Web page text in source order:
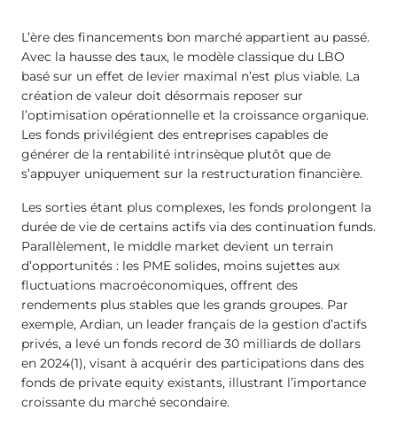
L’ère des financements bon marché appartient au passé.
Avec la hausse des taux, le modèle classique du LBO
basé sur un effet de levier maximal n’est plus viable. La
création de valeur doit désormais reposer sur
l’optimisation opérationnelle et la croissance organique.
Les fonds privilégient des entreprises capables de
générer de la rentabilité intrinsèque plutôt que de
s’appuyer uniquement sur la restructuration financière.
Les sorties étant plus complexes, les fonds prolongent la
durée de vie de certains actifs via des continuation funds.
Parallèlement, le middle market devient un terrain
d’opportunités : les PME solides, moins sujettes aux
fluctuations macroéconomiques, offrent des
rendements plus stables que les grands groupes. Par
exemple, Ardian, un leader français de la gestion d’actifs
privés, a levé un fonds record de 30 milliards de dollars
en 2024(1), visant à acquérir des participations dans des
fonds de private equity existants, illustrant l’importance
croissante du marché secondaire.